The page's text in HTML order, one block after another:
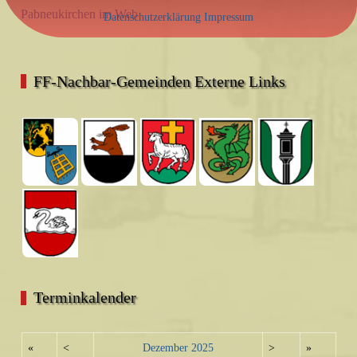
Pabneukirchen im Web
FF-Nachbar-Gemeinden Externe Links
Terminkalender
« < Dezember 2025 > »
Datenschutzerklärung Impressum